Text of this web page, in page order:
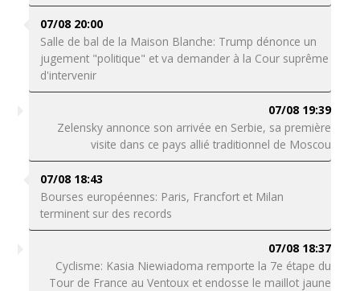
07/08 20:00
Salle de bal de la Maison Blanche: Trump dénonce un
jugement "politique" et va demander à la Cour suprême
d'intervenir
07/08 19:39
Zelensky annonce son arrivée en Serbie, sa première
visite dans ce pays allié traditionnel de Moscou
07/08 18:43
Bourses européennes: Paris, Francfort et Milan
terminent sur des records
07/08 18:37
Cyclisme: Kasia Niewiadoma remporte la 7e étape du
Tour de France au Ventoux et endosse le maillot jaune